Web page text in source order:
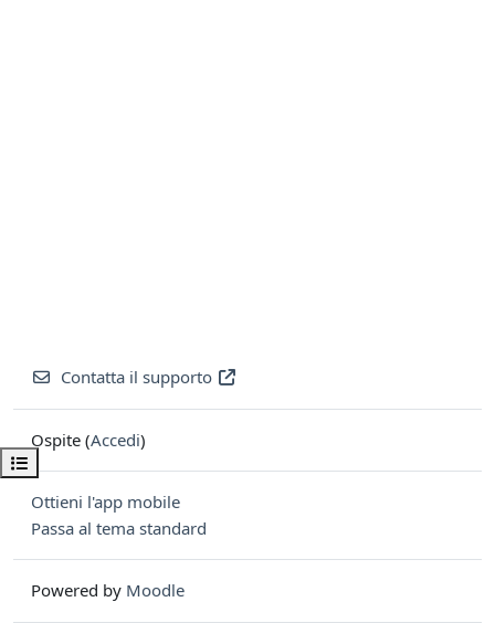
Apri indice del corso
Contatta il supporto
Ospite (Accedi)
Ottieni l'app mobile
Passa al tema standard
Powered by Moodle